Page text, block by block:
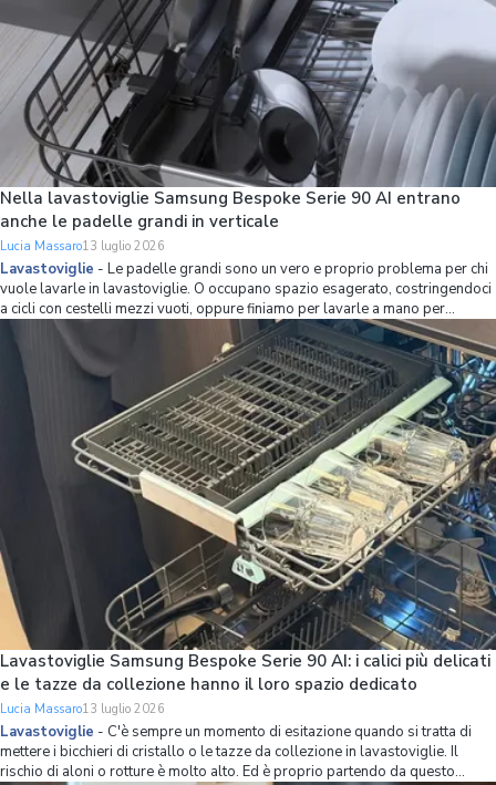
Nella lavastoviglie Samsung Bespoke Serie 90 AI entrano
anche le padelle grandi in verticale
Lucia Massaro13 luglio 2026
Lavastoviglie - Le padelle grandi sono un vero e proprio problema per chi
vuole lavarle in lavastoviglie. O occupano spazio esagerato, costringendoci
a cicli con cestelli mezzi vuoti, oppure finiamo per lavarle a mano per
mettere più stoviglie possibile in lavastoviglie. Se non volete avere più
questo problema,
Lavastoviglie Samsung Bespoke Serie 90 AI: i calici più delicati
e le tazze da collezione hanno il loro spazio dedicato
Lucia Massaro13 luglio 2026
Lavastoviglie - C'è sempre un momento di esitazione quando si tratta di
mettere i bicchieri di cristallo o le tazze da collezione in lavastoviglie. Il
rischio di aloni o rotture è molto alto. Ed è proprio partendo da questo